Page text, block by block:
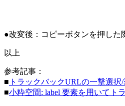
●改変後：コピーボタンを押した
以上
参考記事：
■ トラックバックURLの一撃選択/
■小粋空間: label 要素を用いてト